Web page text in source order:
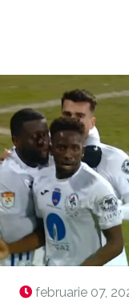
februarie 07,